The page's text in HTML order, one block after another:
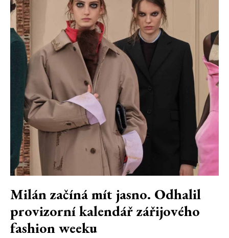
Milán začíná mít jasno. Odhalil
provizorní kalendář zářijového
fashion weeku